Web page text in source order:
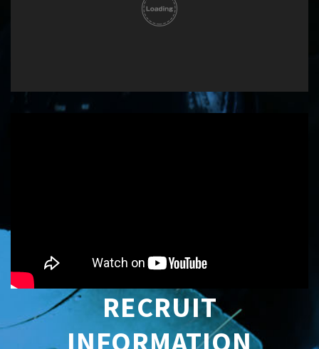
RECRUIT
INFORMATION